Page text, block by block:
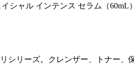
イシャル インテンス セラム（60mL）
リーズ。クレンザー、トナー、